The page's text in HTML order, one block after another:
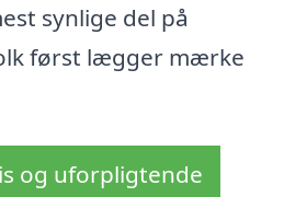
synlige del på
først lægger mærke
og uforpligtende